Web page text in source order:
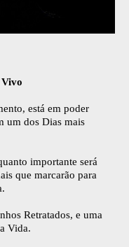
Vivo
está em poder
um dos Dias mais
importante será
que marcarão para
Retratados, e uma
Vida.